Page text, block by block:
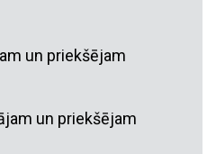
un priekšējam
un priekšējam